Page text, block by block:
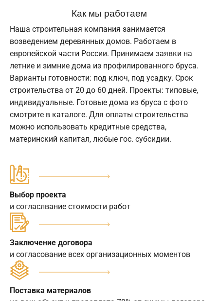
Как мы работаем
Наша строительная компания занимается
возведением деревянных домов. Работаем в
европейской части России. Принимаем заявки на
летние и зимние дома из профилированного бруса.
Варианты готовности: под ключ, под усадку. Срок
строительства от 20 до 60 дней. Проекты: типовые,
индивидуальные. Готовые дома из бруса с фото
смотрите в каталоге. Для оплаты строительства
можно использовать кредитные средства,
материнский капитал, любые гос. субсидии.
Выбор проекта
и согласлвание стоимости работ
Заключение договора
и согласование всех организационных моментов
Поставка материалов